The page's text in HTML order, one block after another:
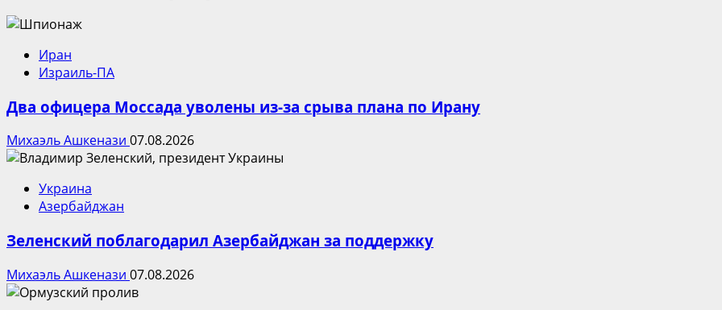
Иран
Израиль-ПА
Два офицера Моссада уволены из-за срыва плана по Ирану
Михаэль Ашкенази 07.08.2026
Украина
Азербайджан
Зеленский поблагодарил Азербайджан за поддержку
Михаэль Ашкенази 07.08.2026